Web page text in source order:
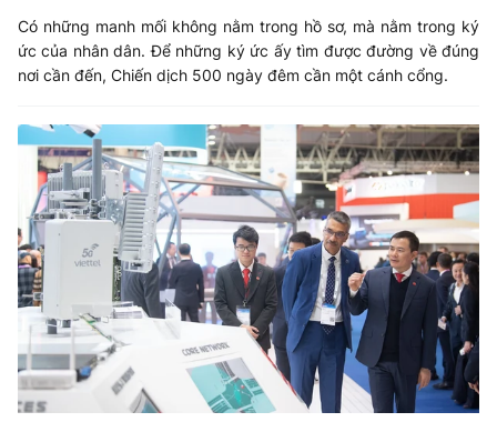
Có những manh mối không nằm trong hồ sơ, mà nằm trong ký
ức của nhân dân. Để những ký ức ấy tìm được đường về đúng
nơi cần đến, Chiến dịch 500 ngày đêm cần một cánh cổng.